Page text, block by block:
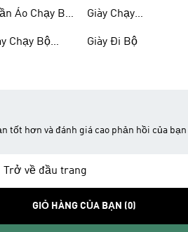
Áo Chạy Bộ
Chạy Bộ
Giày Chạy
Giày Đi Bộ
tốt hơn và đánh giá cao phản hồi của bạn
Trở về đầu trang
GIỎ HÀNG CỦA BẠN (0)